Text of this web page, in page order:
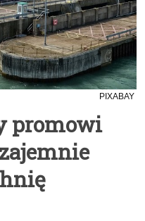
PIXABAY
promowi